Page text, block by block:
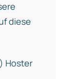
diese
Hoster